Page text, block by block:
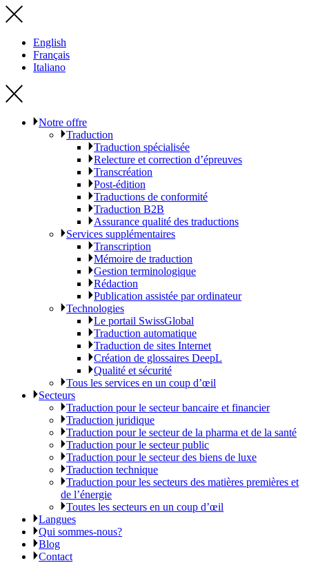
English
Français
Italiano
Notre offre
Traduction
Traduction spécialisée
Relecture et correction d’épreuves
Transcréation
Post-édition
Traductions de conformité
Traduction B2B
Assurance qualité des traductions
Services supplémentaires
Transcription
Mémoire de traduction
Gestion terminologique
Rédaction
Publication assistée par ordinateur
Technologies
Le portail SwissGlobal
Traduction automatique
Traduction de sites Internet
Création de glossaires DeepL
Qualité et sécurité
Tous les services en un coup d’œil
Secteurs
Traduction pour le secteur bancaire et financier
Traduction juridique
Traduction pour le secteur de la pharma et de la santé
Traduction pour le secteur public
Traduction pour le secteur des biens de luxe
Traduction technique
Traduction pour les secteurs des matières premières et
de l’énergie
Toutes les secteurs en un coup d’œil
Langues
Qui sommes-nous?
Blog
Contact